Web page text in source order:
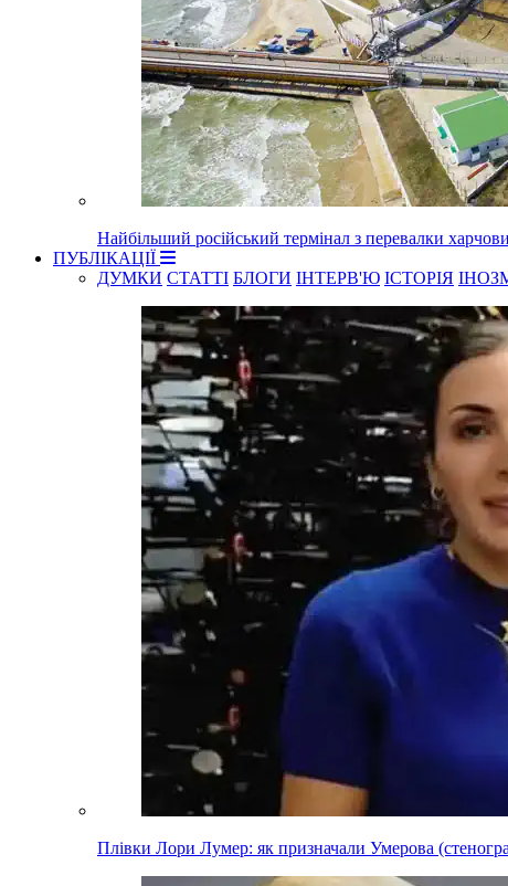
Найбільший російський термінал з перевалки
ПУБЛІКАЦІЇ
ДУМКИ СТАТТІ БЛОГИ ІНТЕРВ'Ю ІСТОРІЯ
Плівки Лори Лумер: як призначали Умерова